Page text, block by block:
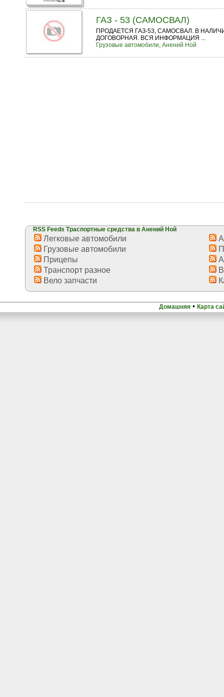
ГАЗ - 53 (САМОСВАЛ)
ПРОДАЕТСЯ ГАЗ-53, САМОСВАЛ. В
ДОГОВОРНАЯ. ВСЯ ИНФОРМАЦИЯ ...
Грузовые автомобили, Анений Ной
RSS Feeds Траспортные средства в Анений Ной
Легковые автомобили
Грузовые автомобили
Прицепы
Транспорт разное
Вело запчасти
Домашняя • Карта